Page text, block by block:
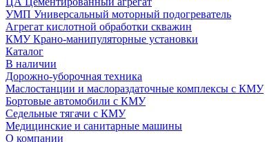
УМП Универсальный моторный подогреватель
Агрегат кислотной обработки скважин
КМУ Крано-манипуляторные установки
Каталог
В наличии
Дорожно-уборочная техника
Маслостанции и маслораздаточные комплексы с КМУ
Бортовые автомобили с КМУ
Седельные тягачи с КМУ
Медицинские и санитарные машины
О компании